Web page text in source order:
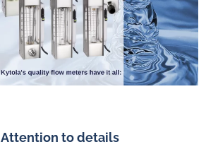
Attention to details